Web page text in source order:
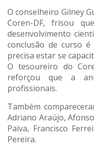
O conselheiro Gilney
Coren-DF, frisou
desenvolvimento
conclusão de curso
precisa estar se
O tesoureiro do
reforçou que a
profissionais.
Também
Adriano Araújo,
Paiva, Francisco
Pereira.